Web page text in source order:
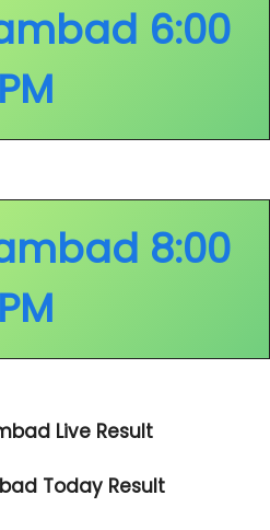
6:00
PM
8:00
PM
Live Result
Today Result